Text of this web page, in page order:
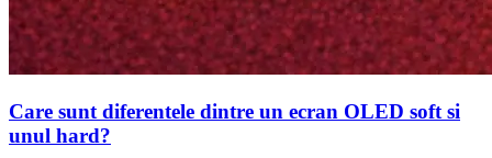
Care sunt diferentele dintre un ecran OLED soft si
unul hard?